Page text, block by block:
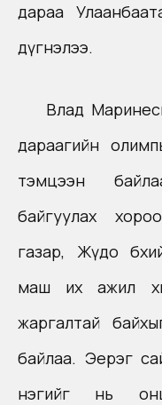
дараа
дүгнэлээ.
Влад
дараагийн
тэмцээн
байгуулах
газар, Жүдо
маш их ажил
жаргалтай
байлаа. Эерэг
нэгийг нь